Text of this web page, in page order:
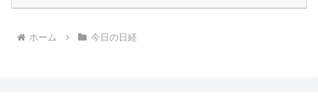
ホーム 今日の日経